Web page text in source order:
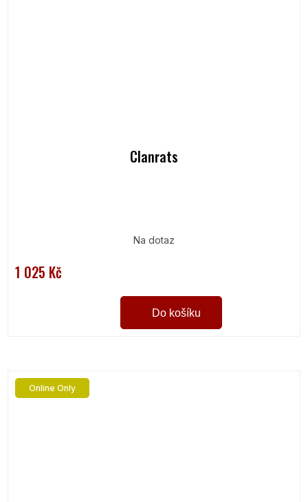
Clanrats
Na dotaz
1 025 Kč
Do košíku
Online Only